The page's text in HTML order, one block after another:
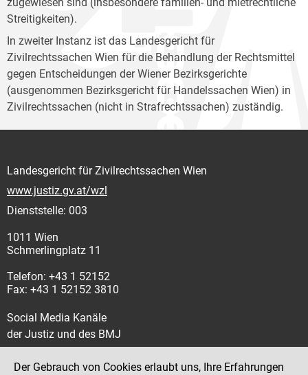
zugewiesen sind (insbesondere familien- und mietrechtliche
Streitigkeiten).
In zweiter Instanz ist das Landesgericht für
Zivilrechtssachen Wien für die Behandlung der Rechtsmittel
gegen Entscheidungen der Wiener Bezirksgerichte
(ausgenommen Bezirksgericht für Handelssachen Wien) in
Zivilrechtssachen (nicht in Strafrechtssachen) zuständig.
Landesgericht für Zivilrechtssachen Wien
www.justiz.gv.at/wzl
Dienststelle: 003
1011 Wien
Schmerlingplatz 11
Telefon: +43 1 52152
Fax: +43 1 52152 3810
Social Media Kanäle
der Justiz und des BMJ
Der Gebrauch von Cookies erlaubt uns, Ihre Erfahrungen